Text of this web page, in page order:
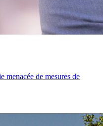
menacée de mesures de